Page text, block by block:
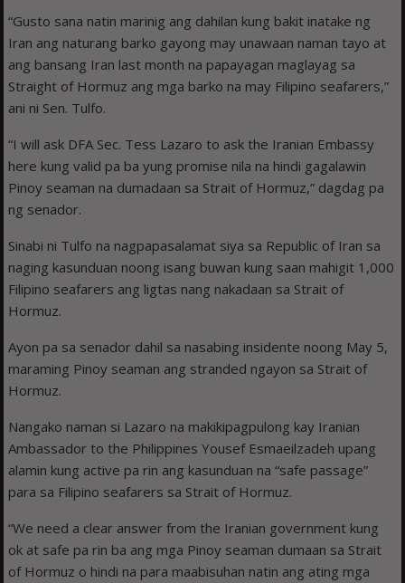
“Gusto sana natin marinig ang dahilan kung bakit inatake ng
Iran ang naturang barko gayong may unawaan naman tayo at
ang bansang Iran last month na papayagan maglayag sa
Straight of Hormuz ang mga barko na may Filipino seafarers,”
ani ni Sen. Tulfo.
“I will ask DFA Sec. Tess Lazaro to ask the Iranian Embassy
here kung valid pa ba yung promise nila na hindi gagalawin
Pinoy seaman na dumadaan sa Strait of Hormuz,” dagdag pa
ng senador.
Sinabi ni Tulfo na nagpapasalamat siya sa Republic of Iran sa
naging kasunduan noong isang buwan kung saan mahigit 1,000
Filipino seafarers ang ligtas nang nakadaan sa Strait of
Hormuz.
Ayon pa sa senador dahil sa nasabing insidente noong May 5,
maraming Pinoy seaman ang stranded ngayon sa Strait of
Hormuz.
Nangako naman si Lazaro na makikipagpulong kay Iranian
Ambassador to the Philippines Yousef Esmaeilzadeh upang
alamin kung active pa rin ang kasunduan na “safe passage”
para sa Filipino seafarers sa Strait of Hormuz.
“We need a clear answer from the Iranian government kung
ok at safe pa rin ba ang mga Pinoy seaman dumaan sa Strait
of Hormuz o hindi na para maabisuhan natin ang ating mga